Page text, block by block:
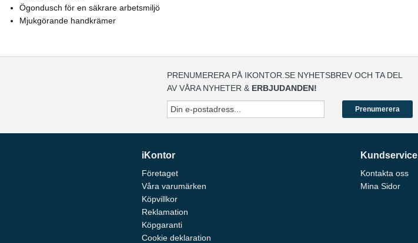
Ögondusch för en säkrare arbetsmiljö
Mjukgörande handkrämer
PRENUMERERA PÅ IKONTOR.SE NYHETSBREV OCH TA DEL
AV VÅRA NYHETER & ERBJUDANDEN!
Prenumerera
iKontor
Företaget
Våra varumärken
Köpvillkor
Reklamation
Köpgaranti
Cookie deklaration
Kundservice
Kontakta oss
Mina Sidor